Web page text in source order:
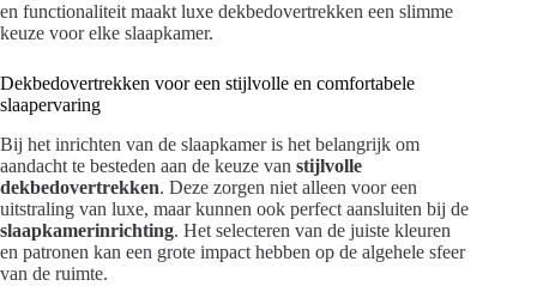
en functionaliteit maakt luxe dekbedovertrekken een slimme
keuze voor elke slaapkamer.
Dekbedovertrekken voor een stijlvolle en comfortabele
slaapervaring
Bij het inrichten van de slaapkamer is het belangrijk om
aandacht te besteden aan de keuze van stijlvolle
dekbedovertrekken. Deze zorgen niet alleen voor een
uitstraling van luxe, maar kunnen ook perfect aansluiten bij de
slaapkamerinrichting. Het selecteren van de juiste kleuren
en patronen kan een grote impact hebben op de algehele sfeer
van de ruimte.